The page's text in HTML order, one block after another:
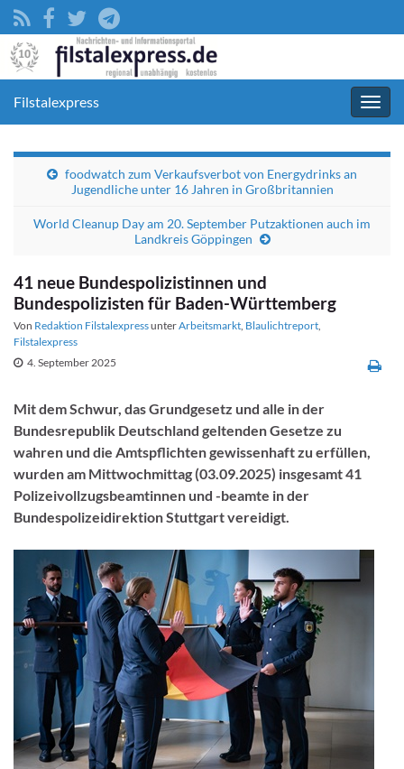
Filstalexpress
foodwatch zum Verkaufsverbot von Energydrinks an
Jugendliche unter 16 Jahren in Großbritannien
World Cleanup Day am 20. September Putzaktionen auch im
Landkreis Göppingen
41 neue Bundespolizistinnen und
Bundespolizisten für Baden-Württemberg
Von Redaktion FilstalexpressunterArbeitsmarkt, Blaulichtreport,
Filstalexpress
4. September 2025
Mit dem Schwur, das Grundgesetz und alle in der
Bundesrepublik Deutschland geltenden Gesetze zu
wahren und die Amtspflichten gewissenhaft zu erfüllen,
wurden am Mittwochmittag (03.09.2025) insgesamt 41
Polizeivollzugsbeamtinnen und -beamte in der
Bundespolizeidirektion Stuttgart vereidigt.